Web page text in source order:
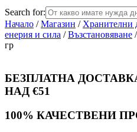
Search for:
Начало /Магазин / Хранителни
енерия и сила /Възстановяване
гр
БЕЗПЛАТНА
НАД €51
100% КАЧЕСТВЕНИ